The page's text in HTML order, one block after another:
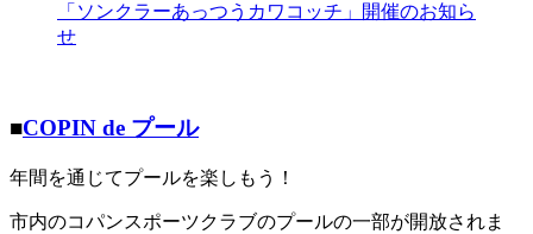
「ソンクラーあっつうカワコッチ」開催のお知ら
せ
■COPIN de プール
年間を通じてプールを楽しもう！
市内のコパンスポーツクラブのプールの一部が開放されま